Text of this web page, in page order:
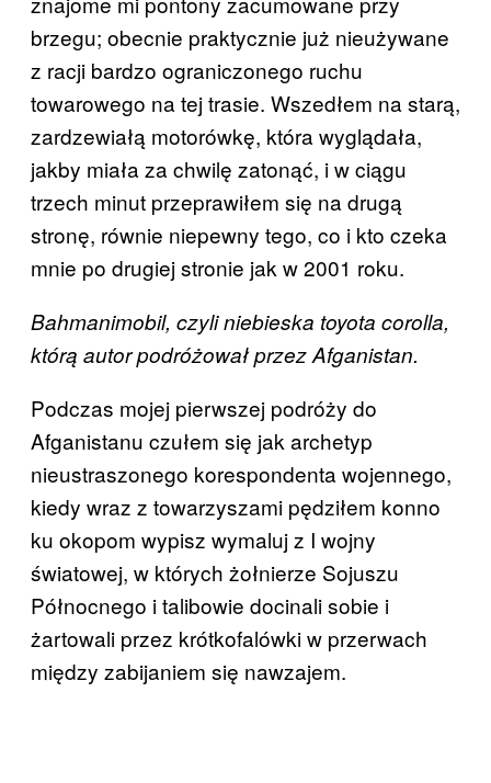
brzegu; obecnie praktycznie już nieużywane
z racji bardzo ograniczonego ruchu
towarowego na tej trasie. Wszedłem na starą,
zardzewiałą motorówkę, która wyglądała,
jakby miała za chwilę zatonąć, i w ciągu
trzech minut przeprawiłem się na drugą
stronę, równie niepewny tego, co i kto czeka
mnie po drugiej stronie jak w 2001 roku.
Bahmanimobil, czyli niebieska toyota corolla,
którą autor podróżował przez Afganistan.
Podczas mojej pierwszej podróży do
Afganistanu czułem się jak archetyp
nieustraszonego korespondenta wojennego,
kiedy wraz z towarzyszami pędziłem konno
ku okopom wypisz wymaluj z I wojny
światowej, w których żołnierze Sojuszu
Północnego i talibowie docinali sobie i
żartowali przez krótkofalówki w przerwach
między zabijaniem się nawzajem.